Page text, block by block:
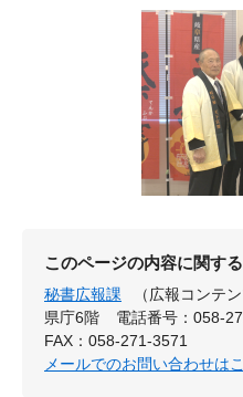
このページの内容に関す
秘書広報課
（広報コンテン
県庁6階
電話番号：058-
FAX：058-271-3571
メールでのお問い合わせは